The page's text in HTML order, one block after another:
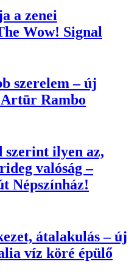
a zenei
Wow! Signal
szerelem – új
Rambo
ilyen az,
valóság –
Népszínház!
átalakulás – új
víz köré épülő